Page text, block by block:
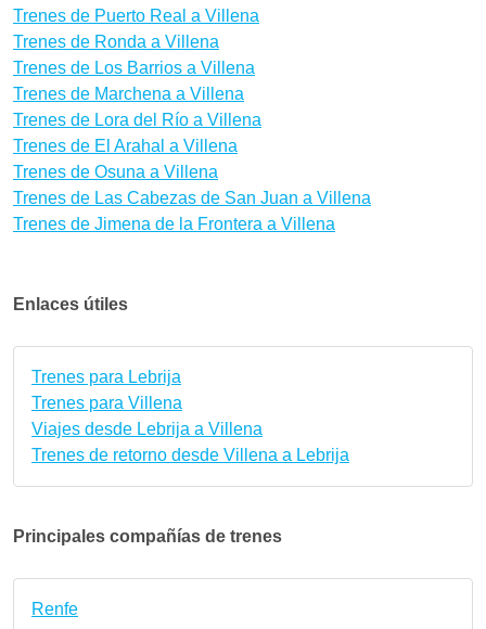
Trenes de Puerto Real a Villena
Trenes de Ronda a Villena
Trenes de Los Barrios a Villena
Trenes de Marchena a Villena
Trenes de Lora del Río a Villena
Trenes de El Arahal a Villena
Trenes de Osuna a Villena
Trenes de Las Cabezas de San Juan a Villena
Trenes de Jimena de la Frontera a Villena
Enlaces útiles
Trenes para Lebrija
Trenes para Villena
Viajes desde Lebrija a Villena
Trenes de retorno desde Villena a Lebrija
Principales compañías de trenes
Renfe